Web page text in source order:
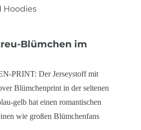
Hoodies
Blümchen im
PRINT: Der Jerseystoff mit
Blümchenprint in der seltenen
gelb hat einen romantischen
wie großen Blümchenfans